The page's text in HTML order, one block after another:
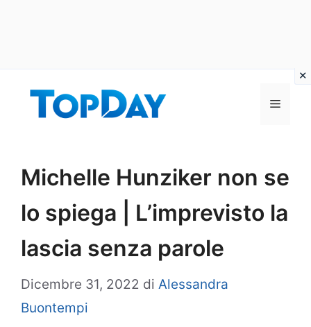
Menu
Michelle Hunziker non se
lo spiega | L’imprevisto la
lascia senza parole
Dicembre 31, 2022 di Alessandra
Buontempi